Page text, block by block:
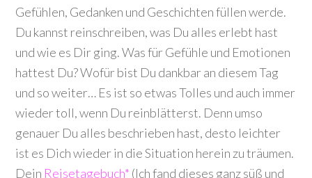
Gefühlen, Gedanken und Geschichten füllen werde.
Du kannst reinschreiben, was Du alles erlebt hast
und wie es Dir ging. Was für Gefühle und Emotionen
hattest Du? Wofür bist Du dankbar an diesem Tag
und so weiter… Es ist so etwas Tolles und auch immer
wieder toll, wenn Du reinblätterst. Denn umso
genauer Du alles beschrieben hast, desto leichter
ist es Dich wieder in die Situation herein zu träumen.
Dein Reisetagebuch* (Ich fand dieses ganz süß und